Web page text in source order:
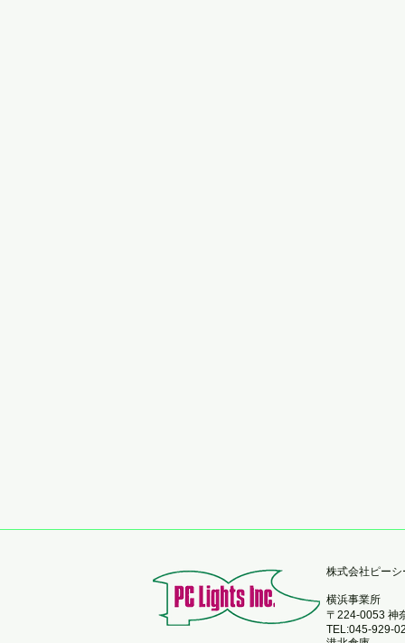
株式会社ピーシ
横浜事業所
〒224-0053 神
TEL:045-929-